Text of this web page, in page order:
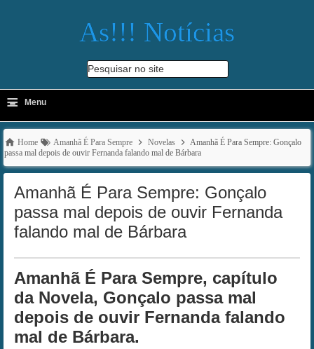
As!!! Notícias
Pesquisar no site
-
≡ Menu
Home Amanhã É Para Sempre Novelas
Amanhã É Para Sempre: Gonçalo
passa mal depois de ouvir Fernanda falando mal de Bárbara
Amanhã É Para Sempre: Gonçalo
passa mal depois de ouvir Fernanda
falando mal de Bárbara
Amanhã É Para Sempre, capítulo
da Novela, Gonçalo passa mal
depois de ouvir Fernanda falando
mal de Bárbara.